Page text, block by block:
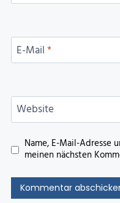
E-Mail*
Website
Name, E-Mail-Adresse
meinen nächsten